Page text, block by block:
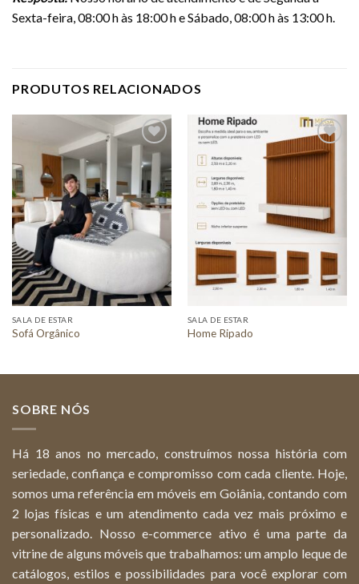
Sexta-feira, 08:00 h às 18:00 h e Sábado, 08:00 h às 13:00 h.
PRODUTOS RELACIONADOS
Adicionar
a lista de
desejos
SALA DE ESTAR
Sofá Orgânico
Adicionar
SALA DE ESTAR
Home Ripado
SOBRE NÓS
Há 18 anos no mercado, construímos nossa história com
seriedade, confiança e compromisso com cada cliente. Hoje,
somos uma referência em móveis em Goiânia, contando com
2 lojas físicas e um atendimento cada vez mais próximo e
personalizado. Nosso e-commerce ativo é uma parte da
vitrine de alguns móveis que trabalhamos: um amplo leque de
catálogos, estilos e possibilidades para você explorar com